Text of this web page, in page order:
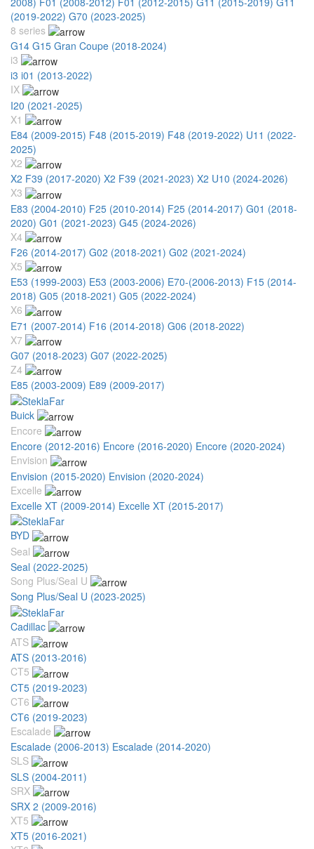
(2019-2022) G70 (2023-2025)
8 series
G14 G15 Gran Coupe (2018-2024)
i3
i3 i01 (2013-2022)
IX
I20 (2021-2025)
X1
E84 (2009-2015) F48 (2015-2019) F48 (2019-2022) U11 (2022-
2025)
X2
X2 F39 (2017-2020) X2 F39 (2021-2023) X2 U10 (2024-2026)
X3
E83 (2004-2010) F25 (2010-2014) F25 (2014-2017) G01 (2018-
2020) G01 (2021-2023) G45 (2024-2026)
X4
F26 (2014-2017) G02 (2018-2021) G02 (2021-2024)
X5
E53 (1999-2003) E53 (2003-2006) E70-(2006-2013) F15 (2014-
2018) G05 (2018-2021) G05 (2022-2024)
X6
E71 (2007-2014) F16 (2014-2018) G06 (2018-2022)
X7
G07 (2018-2023) G07 (2022-2025)
Z4
E85 (2003-2009) E89 (2009-2017)
Buick
Encore
Encore (2012-2016) Encore (2016-2020) Encore (2020-2024)
Envision
Envision (2015-2020) Envision (2020-2024)
Excelle
Excelle XT (2009-2014) Excelle XT (2015-2017)
BYD
Seal
Seal (2022-2025)
Song Plus/Seal U
Song Plus/Seal U (2023-2025)
Cadillac
ATS
ATS (2013-2016)
CT5
CT5 (2019-2023)
CT6
CT6 (2019-2023)
Escalade
Escalade (2006-2013) Escalade (2014-2020)
SLS
SLS (2004-2011)
SRX
SRX 2 (2009-2016)
XT5
XT5 (2016-2021)